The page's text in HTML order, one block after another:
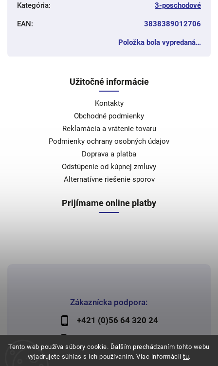
Tento web používa súbory cookie. Ďalším prechádzaním tohto webu
vyjadrujete súhlas s ich používaním. Viac informácií tu.
Kategória: 3-poschodové
EAN: 3838389012706
Položka bola vypredaná…
Zákaznícka podpora:
+421 (0)56 64 320 24
Užitočné informácie
Kontakty
Obchodné podmienky
Reklamácia a vrátenie tovaru
Podmienky ochrany osobných údajov
Doprava a platba
Odstúpenie od kúpnej zmluvy
Alternatívne riešenie sporov
Prijímame online platby